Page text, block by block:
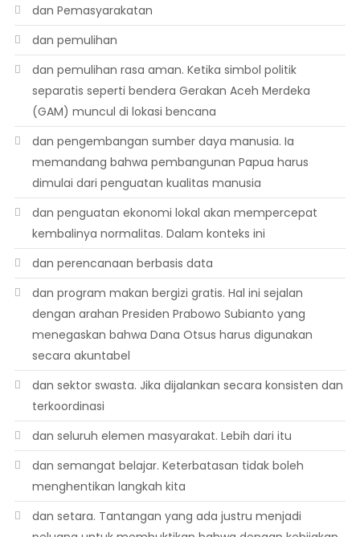
dan Pemasyarakatan
dan pemulihan
dan pemulihan rasa aman. Ketika simbol politik
separatis seperti bendera Gerakan Aceh Merdeka
(GAM) muncul di lokasi bencana
dan pengembangan sumber daya manusia. Ia
memandang bahwa pembangunan Papua harus
dimulai dari penguatan kualitas manusia
dan penguatan ekonomi lokal akan mempercepat
kembalinya normalitas. Dalam konteks ini
dan perencanaan berbasis data
dan program makan bergizi gratis. Hal ini sejalan
dengan arahan Presiden Prabowo Subianto yang
menegaskan bahwa Dana Otsus harus digunakan
secara akuntabel
dan sektor swasta. Jika dijalankan secara konsisten dan
terkoordinasi
dan seluruh elemen masyarakat. Lebih dari itu
dan semangat belajar. Keterbatasan tidak boleh
menghentikan langkah kita
dan setara. Tantangan yang ada justru menjadi